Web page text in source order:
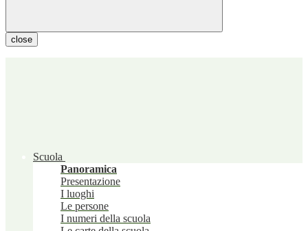
close
Scuola
Panoramica
Presentazione
I luoghi
Le persone
I numeri della scuola